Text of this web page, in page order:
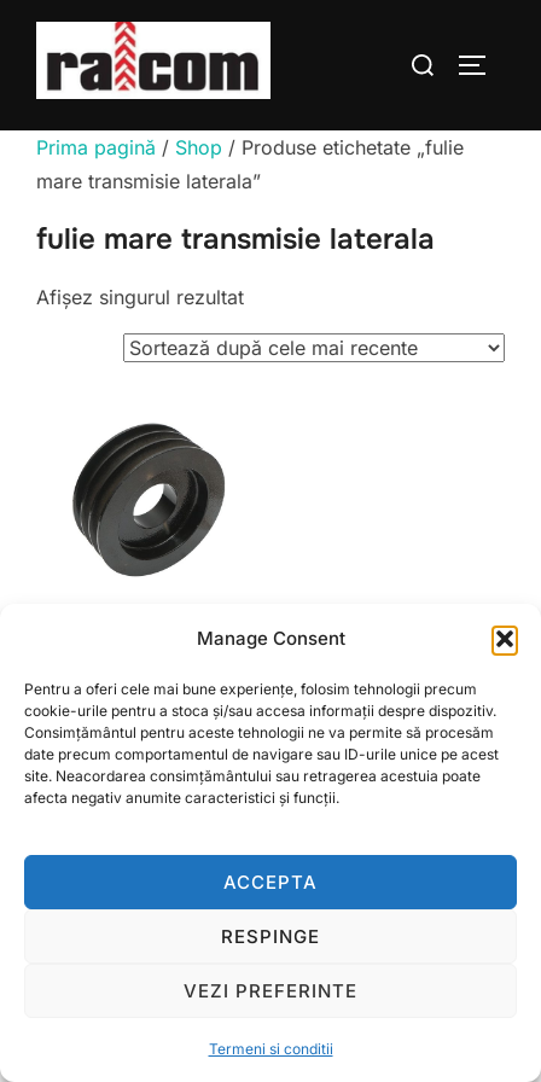
Manage Consent
Pentru a oferi cele mai bune experiențe, folosim tehnologii precum
cookie-urile pentru a stoca și/sau accesa informații despre dispozitiv.
Consimțământul pentru aceste tehnologii ne va permite să procesăm
date precum comportamentul de navigare sau ID-urile unice pe acest
site. Neacordarea consimțământului sau retragerea acestuia poate
afecta negativ anumite caracteristici și funcții.
ACCEPTA
RESPINGE
VEZI PREFERINTE
Termeni si conditii
conținut
Caută
Prima pagină / Shop / Produse etichetate „fulie
mare transmisie laterala”
fulie mare transmisie laterala
Afișez singurul rezultat
Fulie mare transmisie
laterala pentru
tocatoare seria AGL,
BK98206, BK98207
CITEȘTE MAI MULT